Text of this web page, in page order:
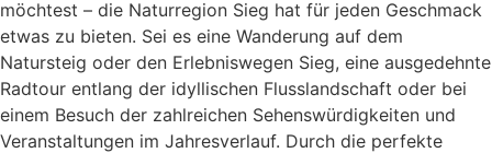
möchtest – die Naturregion Sieg hat für jeden Geschmack
etwas zu bieten. Sei es eine Wanderung auf dem
Natursteig oder den Erlebniswegen Sieg, eine ausgedehnte
Radtour entlang der idyllischen Flusslandschaft oder bei
einem Besuch der zahlreichen Sehenswürdigkeiten und
Veranstaltungen im Jahresverlauf. Durch die perfekte